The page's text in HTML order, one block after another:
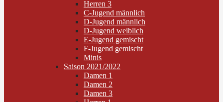
Herren 3
C-Jugend männlich
D-Jugend männlich
D-Jugend weiblich
E-Jugend gemischt
F-Jugend gemischt
Minis
Saison 2021/2022
Damen 1
Damen 2
Damen 3